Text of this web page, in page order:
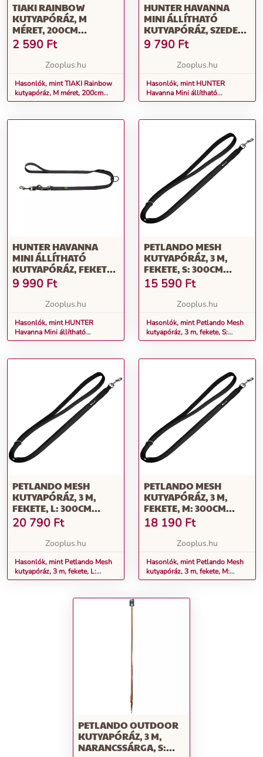
TIAKI RAINBOW
KUTYAPÓRÁZ, M
MÉRET, 200CM
HOSSZÚ, 20MM SZÉLES
2 590 Ft
Zooplus.hu
Hasonlók, mint TIAKI Rainbow
kutyapóráz, M méret, 200cm
hosszú, 20mm széles
HUNTER HAVANNA
MINI ÁLLÍTHATÓ
KUTYAPÓRÁZ, SZEDER,
H 200CM, SZ 15MM
9 790 Ft
Zooplus.hu
Hasonlók, mint HUNTER
Havanna Mini állítható
kutyapóráz, szeder, H 200cm, Sz
HUNTER HAVANNA
MINI ÁLLÍTHATÓ
KUTYAPÓRÁZ, FEKETE,
H 200CM, SZ 15MM
9 990 Ft
Zooplus.hu
Hasonlók, mint HUNTER
Havanna Mini állítható
kutyapóráz, fekete, H 200cm, Sz
PETLANDO MESH
KUTYAPÓRÁZ, 3 M,
FEKETE, S: 300CM
HOSSZÚ, 15MM SZÉLES
15 590 Ft
Zooplus.hu
Hasonlók, mint Petlando Mesh
kutyapóráz, 3 m, fekete, S:
300cm hosszú, 15mm széles
PETLANDO MESH
KUTYAPÓRÁZ, 3 M,
FEKETE, L: 300CM
HOSSZÚ, 30MM SZÉLES
20 790 Ft
Zooplus.hu
Hasonlók, mint Petlando Mesh
kutyapóráz, 3 m, fekete, L:
300cm hosszú, 30mm széles
PETLANDO MESH
KUTYAPÓRÁZ, 3 M,
FEKETE, M: 300CM
HOSSZÚ, 20MM SZÉLES
18 190 Ft
Zooplus.hu
Hasonlók, mint Petlando Mesh
kutyapóráz, 3 m, fekete, M:
300cm hosszú, 20mm széles
PETLANDO OUTDOOR
KUTYAPÓRÁZ, 3 M,
NARANCSSÁRGA, S: